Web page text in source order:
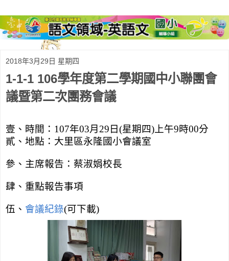
2018年3月29日 星期四
1-1-1 106學年度第二學期國中小聯團會
議暨第二次團務會議
壹、時間： 107年03月 29 日 (星期四) 上午9時00分
貳、地點：大里區永隆國小會議室
參、主席報告：蔡淑娟校長
肆、重點報告事項
伍、 會議紀錄(可下載)